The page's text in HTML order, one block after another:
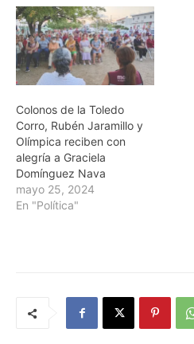
Colonos de la Toledo
Corro, Rubén Jaramillo y
Olímpica reciben con
alegría a Graciela
Domínguez Nava
mayo 25, 2024
En "Política"